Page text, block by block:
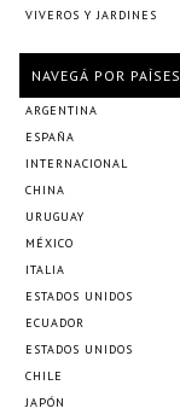
VIVEROS Y JARDINES
NAVEGÁ POR PAÍSES
ARGENTINA
ESPAÑA
INTERNACIONAL
CHINA
URUGUAY
MÉXICO
ITALIA
ESTADOS UNIDOS
ECUADOR
ESTADOS UNIDOS
CHILE
JAPÓN